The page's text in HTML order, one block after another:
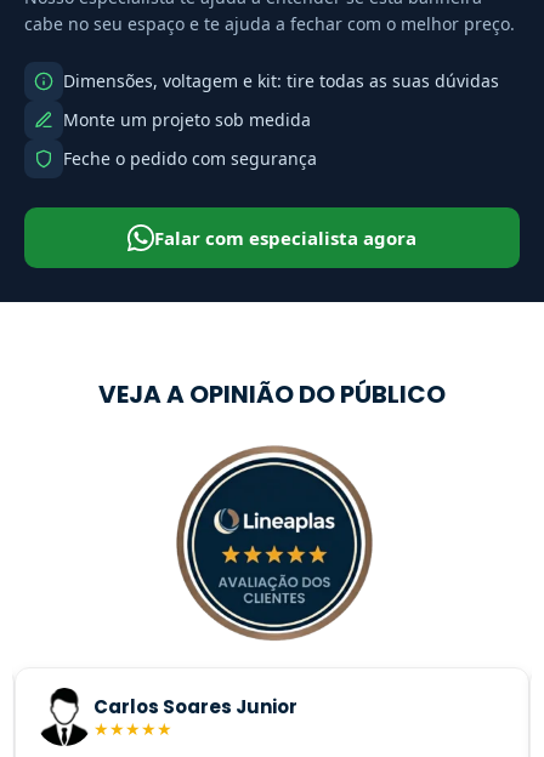
cabe no seu espaço e te ajuda a fechar com o melhor preço.
Dimensões, voltagem e kit: tire todas as suas dúvidas
Monte um projeto sob medida
Feche o pedido com segurança
Falar com especialista agora
VEJA A OPINIÃO DO PÚBLICO
Carlos Soares Junior
★★★★★